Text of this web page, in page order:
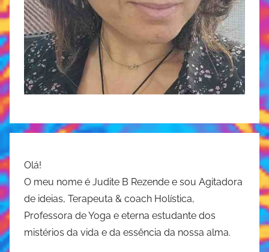
Olá!
O meu nome é Judite B Rezende e sou Agitadora
de ideias, Terapeuta & coach Holística,
Professora de Yoga e eterna estudante dos
mistérios da vida e da essência da nossa alma.